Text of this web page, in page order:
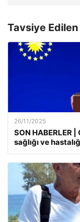
Tavsiye
26/11/2025
SON HABERLER
sağlığı ve